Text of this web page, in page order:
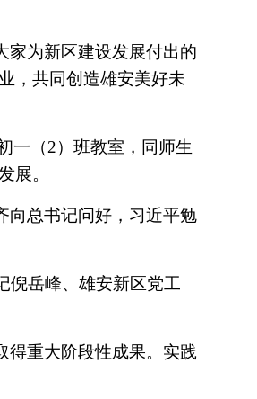
家为新区建设发展付出的
，共同创造雄安美好未
一（2）班教室，同师生
展。
向总书记问好，习近平勉
倪岳峰、雄安新区党工
得重大阶段性成果。实践